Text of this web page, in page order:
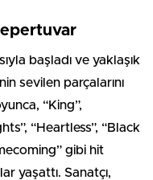
başladı ve yaklaşık
sevilen parçalarını
“King”,
“Heartless”, “Black
gibi hit
yaşattı. Sanatçı,